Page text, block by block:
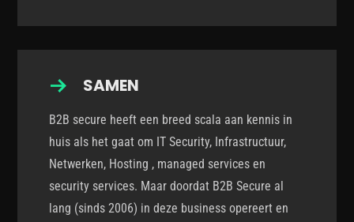
SAMEN
B2B secure heeft een breed scala aan kennis in
huis als het gaat om IT Security, Infrastructuur,
Netwerken, Hosting , managed services en
security services. Maar doordat B2B Secure al
lang (sinds 2006) in deze business opereert en